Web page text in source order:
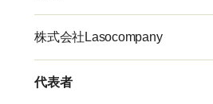
株式会社Lasocompany
代表者